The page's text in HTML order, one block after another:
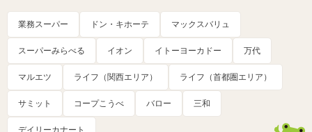
業務スーパー ドン・キホーテ マックスバリュ
スーパーみらべる イオン イトーヨーカドー 万代
マルエツ ライフ（関西エリア） ライフ（首都圏エリア）
サミット コープこうべ バロー 三和
デイリーカナート